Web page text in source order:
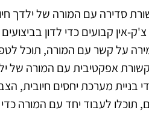
סדירה עם המורה של ילדך
אין קבועים כדי לדון
על קשר עם המורה, תוכל
אפקטיבית עם המורה של
בניית מערכת יחסים חיובית,
תוכלו לעבוד יחד עם המורה